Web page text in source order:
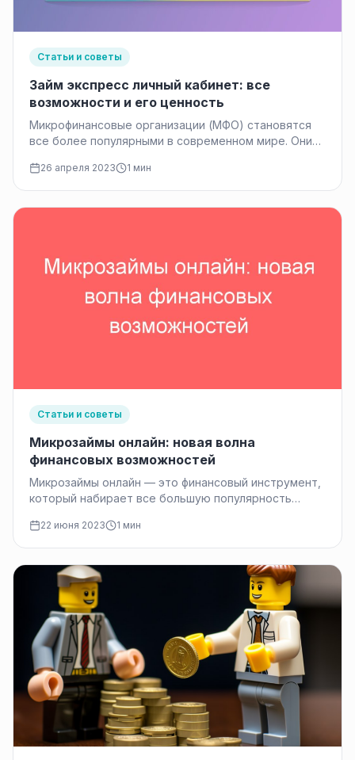
Статьи и советы
Займ экспресс личный кабинет: все
возможности и его ценность
Микрофинансовые организации (МФО) становятся
все более популярными в современном мире. Они
финансовой…
26 апреля 2023 1 мин
Статьи и советы
Микрозаймы онлайн: новая волна
финансовых возможностей
Микрозаймы онлайн — это финансовый инструмент,
который набирает все большую популярность
способы…
22 июня 2023 1 мин